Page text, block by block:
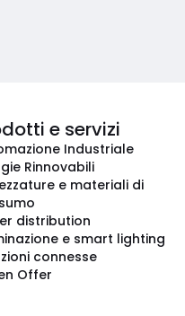
e servizi
Industriale
Rinnovabili
e materiali di
distribution
e smart lighting
connesse
Offer